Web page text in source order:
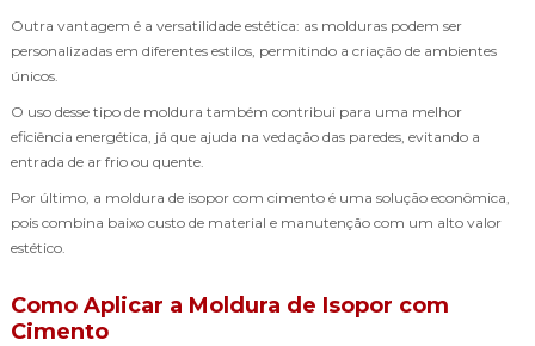
Outra vantagem é a versatilidade estética: as molduras podem ser
personalizadas em diferentes estilos, permitindo a criação de ambientes
únicos.
O uso desse tipo de moldura também contribui para uma melhor
eficiência energética, já que ajuda na vedação das paredes, evitando a
entrada de ar frio ou quente.
Por último, a moldura de isopor com cimento é uma solução econômica,
pois combina baixo custo de material e manutenção com um alto valor
estético.
Como Aplicar a Moldura de Isopor com
Cimento